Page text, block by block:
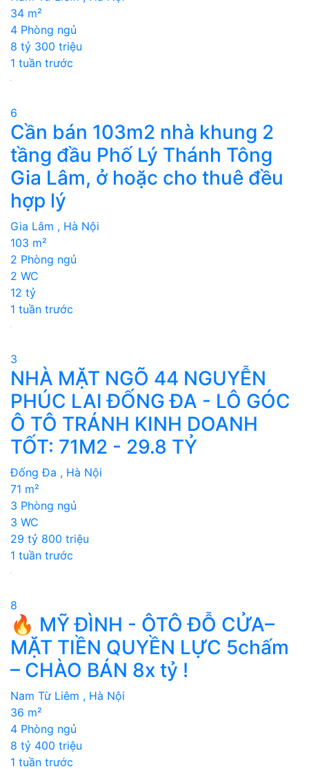
34 m²
4 Phòng ngủ
8 tỷ 300 triệu
1 tuần trước
6
Cần bán 103m2 nhà khung 2
tầng đầu Phố Lý Thánh Tông
Gia Lâm, ở hoặc cho thuê đều
hợp lý
Gia Lâm , Hà Nội
103 m²
2 Phòng ngủ
2 WC
12 tỷ
1 tuần trước
3
NHÀ MẶT NGÕ 44 NGUYỄN
PHÚC LAI ĐỐNG ĐA - LÔ GÓC
Ô TÔ TRÁNH KINH DOANH
TỐT: 71M2 - 29.8 TỶ
Đống Đa , Hà Nội
71 m²
3 Phòng ngủ
3 WC
29 tỷ 800 triệu
1 tuần trước
8
🔥 MỸ ĐÌNH - ÔTÔ ĐỖ CỬA–
MẶT TIỀN QUYỀN LỰC 5chấm
– CHÀO BÁN 8x tỷ !
Nam Từ Liêm , Hà Nội
36 m²
4 Phòng ngủ
8 tỷ 400 triệu
1 tuần trước